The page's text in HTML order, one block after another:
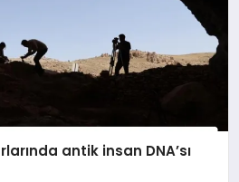
antik insan DNA’sı